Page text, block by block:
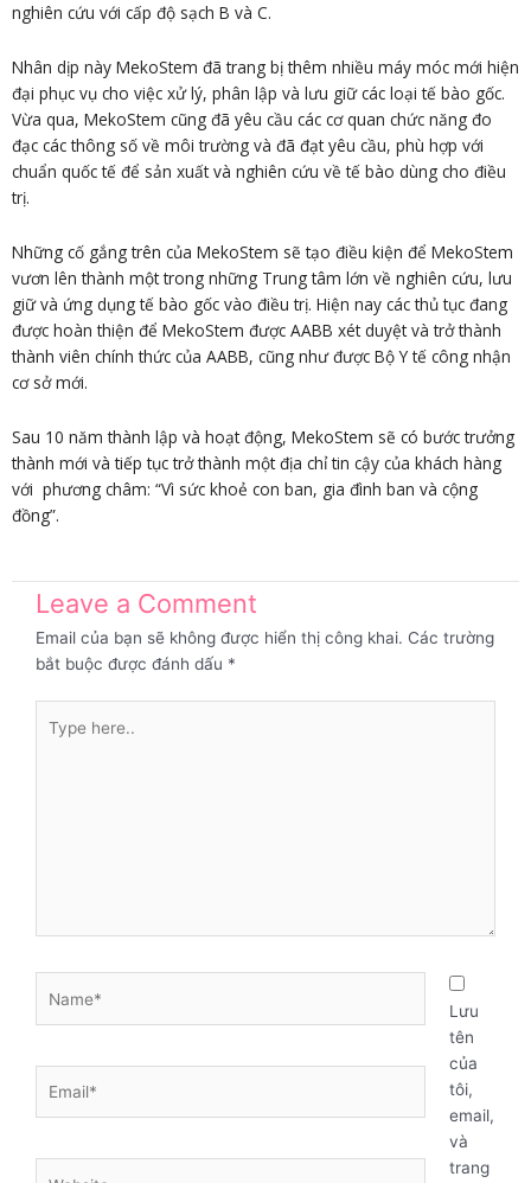
nghiên cứu với cấp độ sạch B và C.
Nhân dịp này MekoStem đã trang bị thêm nhiều máy móc mới hiện
đại phục vụ cho việc xử lý, phân lập và lưu giữ các loại tế bào gốc.
Vừa qua, MekoStem cũng đã yêu cầu các cơ quan chức năng đo
đạc các thông số về môi trường và đã đạt yêu cầu, phù hợp với
chuẩn quốc tế để sản xuất và nghiên cứu về tế bào dùng cho điều
trị.
Những cố gắng trên của MekoStem sẽ tạo điều kiện để MekoStem
vươn lên thành một trong những Trung tâm lớn về nghiên cứu, lưu
giữ và ứng dụng tế bào gốc vào điều trị. Hiện nay các thủ tục đang
được hoàn thiện để MekoStem được AABB xét duyệt và trở thành
thành viên chính thức của AABB, cũng như được Bộ Y tế công nhận
cơ sở mới.
Sau 10 năm thành lập và hoạt động, MekoStem sẽ có bước trưởng
thành mới và tiếp tục trở thành một địa chỉ tin cậy của khách hàng
với phương châm: “Vì sức khoẻ con ban, gia đình ban và cộng
đồng”.
Leave a Comment
Email của bạn sẽ không được hiển thị công khai. Các trường
bắt buộc được đánh dấu *
here..
Lưu
tên
của
tôi,
email,
và
trang